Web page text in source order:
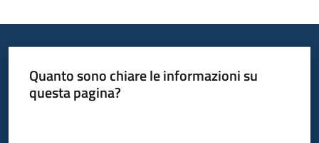
Quanto sono chiare le informazioni su
questa pagina?